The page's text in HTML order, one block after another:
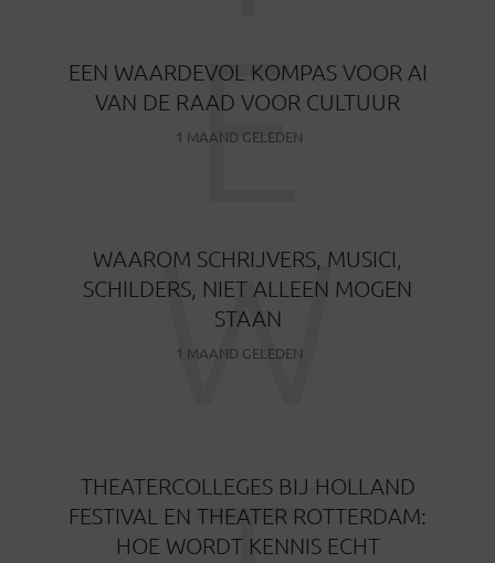
EEN WAARDEVOL KOMPAS VOOR AI
VAN DE RAAD VOOR CULTUUR
1 MAAND GELEDEN
E
WAAROM SCHRIJVERS, MUSICI,
SCHILDERS, NIET ALLEEN MOGEN
STAAN
1 MAAND GELEDEN
W
THEATERCOLLEGES BIJ HOLLAND
FESTIVAL EN THEATER ROTTERDAM:
HOE WORDT KENNIS ECHT